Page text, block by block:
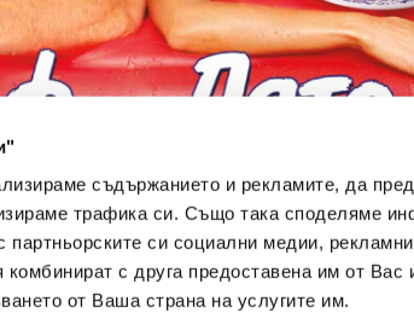
съдържанието и рекламите, да
трафика си. Също така споделяме
партньорските си социални медии,
комбинират с друга предоставена им от Вас
от Ваша страна на услугите им.